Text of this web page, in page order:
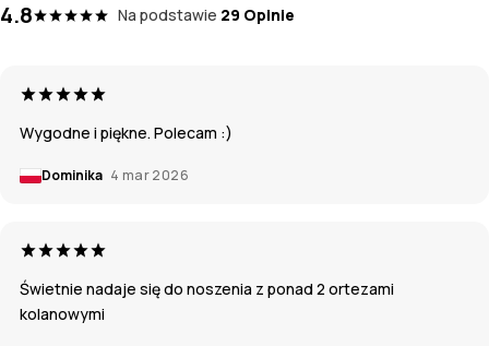
4.8 Na podstawie 29 Opinie
Wygodne i piękne. Polecam :)
Dominika 4 mar 2026
Świetnie nadaje się do noszenia z ponad 2 ortezami
kolanowymi